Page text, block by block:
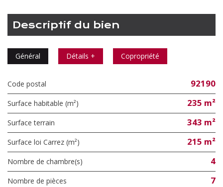
descriptif du bien
Général Détails + Copropriété
Code postal 92190
Surface habitable (m²) 235 m²
surface terrain 343 m²
Surface loi Carrez (m²) 215 m²
Nombre de chambre(s) 4
Nombre de pièces 7